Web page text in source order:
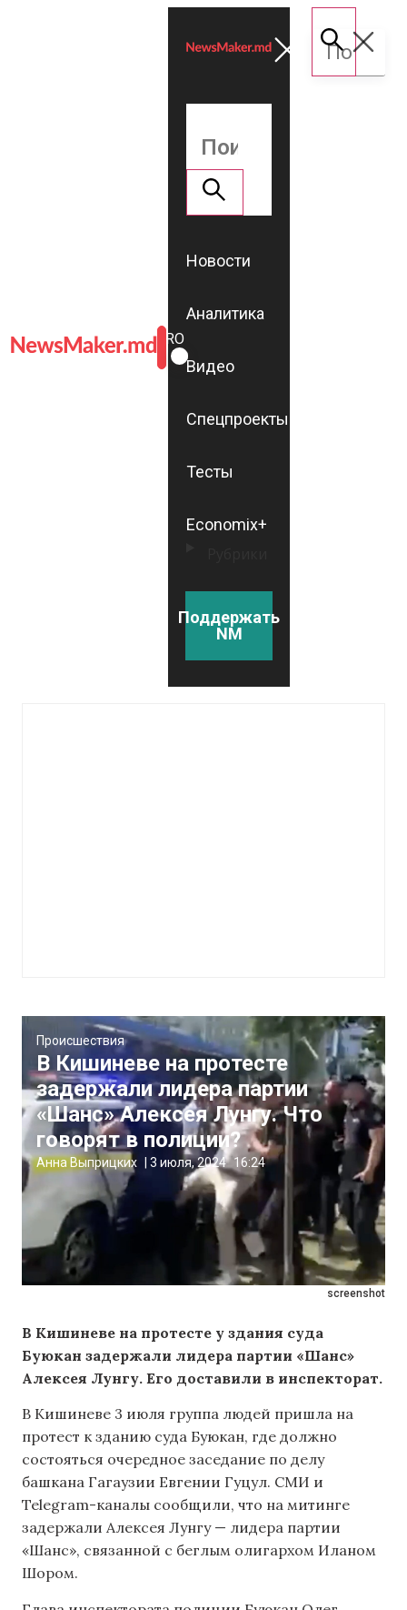
ROMÂNĂ
RU
Новости
Аналитика
Видео
Спецпроекты
Тесты
Economix+
Поддержать
NM
screenshot
Происшествия
В Кишиневе на протесте
задержали лидера партии
«Шанс» Алексея Лунгу. Что
говорят в полиции?
Анна Выприцких 3 июля, 2024 16:24
В Кишиневе на протесте у здания суда
Буюкан задержали лидера партии «Шанс»
Алексея Лунгу. Его доставили в инспекторат.
В Кишиневе 3 июля группа людей пришла на
протест к зданию суда Буюкан, где должно
состояться очередное заседание по делу
башкана Гагаузии Евгении Гуцул. СМИ и
Telegram-каналы сообщили, что на митинге
задержали Алексея Лунгу — лидера партии
«Шанс», связанной с беглым олигархом Иланом
Шором.